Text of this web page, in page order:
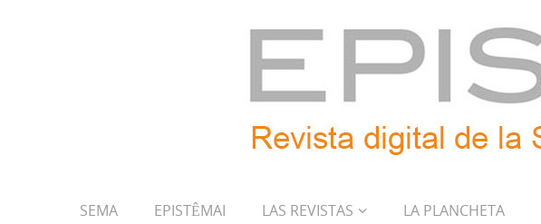
SEMA EPISTÊMAI LAS REVISTAS LA PLANCHETA